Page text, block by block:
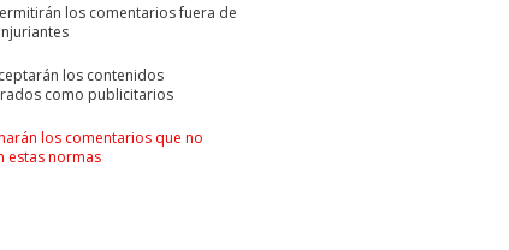
los comentarios fuera de
los contenidos
como publicitarios
los comentarios que no
estas normas